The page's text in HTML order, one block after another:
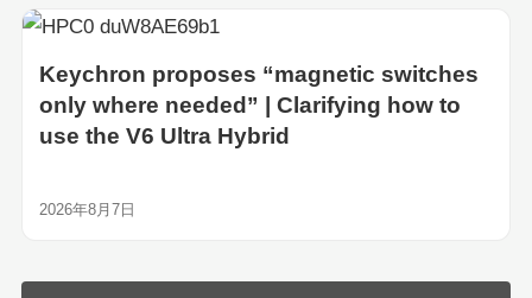
Keychron proposes “magnetic switches
only where needed” | Clarifying how to
use the V6 Ultra Hybrid
2026年8月7日